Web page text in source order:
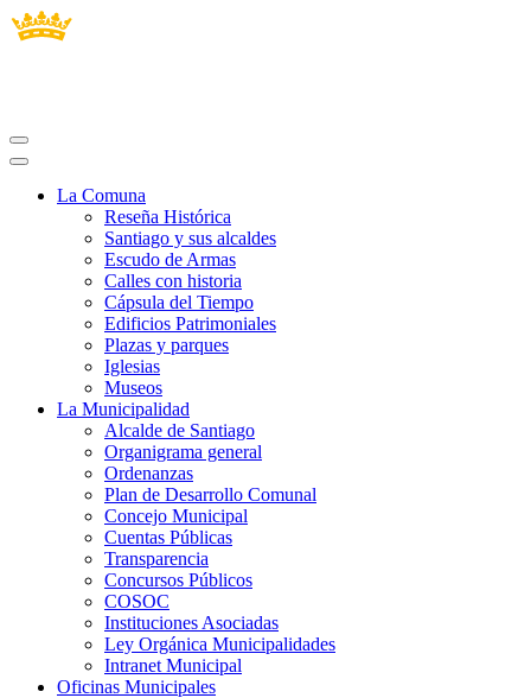
La Comuna
Reseña Histórica
Santiago y sus alcaldes
Escudo de Armas
Calles con historia
Cápsula del Tiempo
Edificios Patrimoniales
Plazas y parques
Iglesias
Museos
La Municipalidad
Alcalde de Santiago
Organigrama general
Ordenanzas
Plan de Desarrollo Comunal
Concejo Municipal
Cuentas Públicas
Transparencia
Concursos Públicos
COSOC
Instituciones Asociadas
Ley Orgánica Municipalidades
Intranet Municipal
Oficinas Municipales